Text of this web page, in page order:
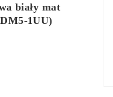
biały mat
1UU)